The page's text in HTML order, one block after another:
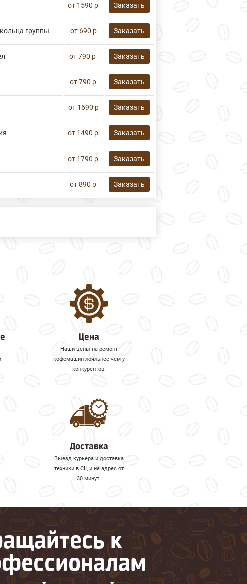
от 1590 р Заказать
группы от 690 р Заказать
от 790 р Заказать
от 790 р Заказать
от 1690 р Заказать
от 1490 р Заказать
от 1790 р Заказать
от 890 р Заказать
Цена
Наши цены на ремонт
кофемашин лояльнее чем у
конкурентов.
Доставка
Выезд курьера и доставка
техники в СЦ и на адрес от
30 минут.
к